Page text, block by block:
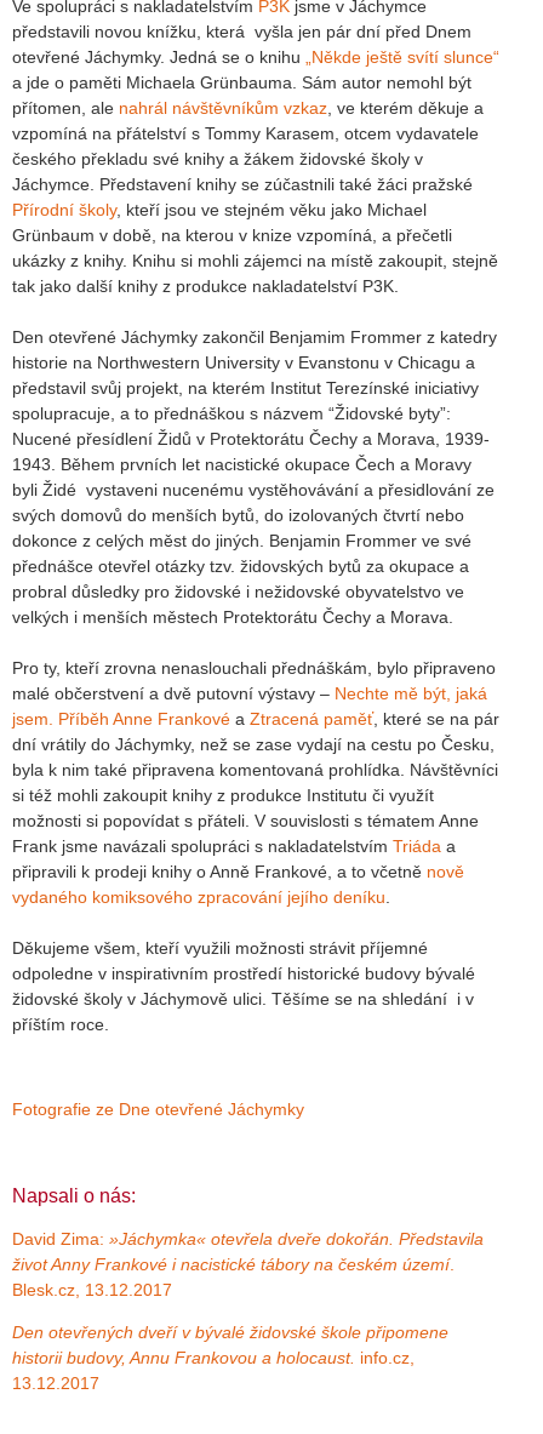
Ve spolupráci s nakladatelstvím P3K jsme v Jáchymce
představili novou knížku, která vyšla jen pár dní před Dnem
otevřené Jáchymky. Jedná se o knihu
„Někde ještě svítí slunce“
a jde o paměti Michaela Grünbauma. Sám autor nemohl být
přítomen, ale nahrál návštěvníkům vzkaz , ve kterém děkuje a
vzpomíná na přátelství s Tommy Karasem, otcem vydavatele
českého překladu své knihy a žákem židovské školy v
Jáchymce. Představení knihy se zúčastnili také žáci pražské
Přírodní školy, kteří jsou ve stejném věku jako Michael
Grünbaum v době, na kterou v knize vzpomíná, a přečetli
ukázky z knihy. Knihu si mohli zájemci na místě zakoupit, stejně
tak jako další knihy z produkce nakladatelství P3K.
Den otevřené Jáchymky zakončil Benjamim Frommer z katedry
historie na Northwestern University v Evanstonu v Chicagu a
představil svůj projekt, na kterém Institut Terezínské iniciativy
spolupracuje, a to přednáškou s názvem “Židovské byty”:
Nucené přesídlení Židů v Protektorátu Čechy a Morava, 1939-
1943. Během prvních let nacistické okupace Čech a Moravy
byli Židé vystaveni nucenému vystěhovávání a přesidlování ze
svých domovů do menších bytů, do izolovaných čtvrtí nebo
dokonce z celých měst do jiných. Benjamin Frommer ve své
přednášce otevřel otázky tzv. židovských bytů za okupace a
probral důsledky pro židovské i nežidovské obyvatelstvo ve
velkých i menších městech Protektorátu Čechy a Morava.
Pro ty, kteří zrovna nenaslouchali přednáškám, bylo připraveno
malé občerstvení a dvě putovní výstavy – Nechte mě být, jaká
jsem. Příběh Anne Frankové a Ztracená paměť, které se na pár
dní vrátily do Jáchymky, než se zase vydají na cestu po Česku,
byla k nim také připravena komentovaná prohlídka. Návštěvníci
si též mohli zakoupit knihy z produkce Institutu či využít
možnosti si popovídat s přáteli. V souvislosti s tématem Anne
Frank jsme navázali spolupráci s nakladatelstvím Triáda a
připravili k prodeji knihy o Anně Frankové, a to včetně nově
vydaného komiksového zpracování jejího deníku
Děkujeme všem, kteří využili možnosti strávit příjemné
odpoledne v inspirativním prostředí historické budovy bývalé
židovské školy v Jáchymově ulici. Těšíme se na shledání i v
příštím roce.
Fotografie ze Dne otevřené Jáchymky
Napsali o nás:
David Zima: »Jáchymka« otevřela dveře dokořán. Představila
život Anny Frankové i nacistické tábory na českém území.
Blesk.cz, 13.12.2017
Den otevřených dveří v bývalé židovské škole připomene
historii budovy, Annu Frankovou a holocaust. info.cz,
13.12.2017